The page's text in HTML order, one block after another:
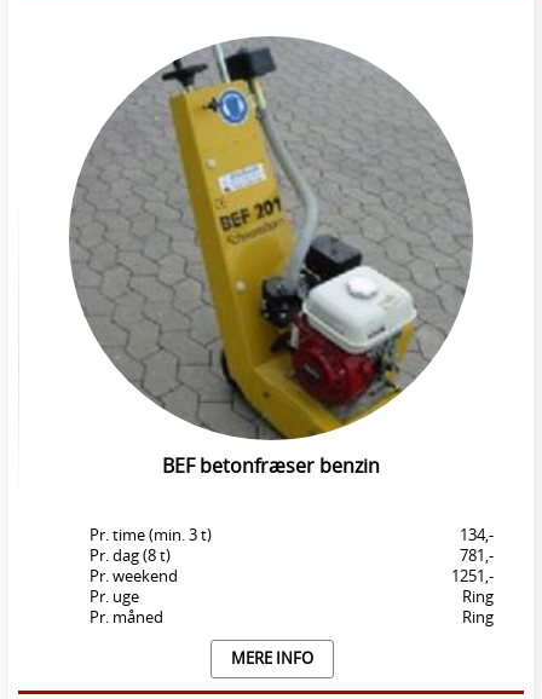
BEF betonfræser benzin
Pr. time (min. 3 t)
134,-
Pr. dag (8 t)
781,-
Pr. weekend
1251,-
Pr. uge
Ring
Pr. måned
Ring
MERE INFO